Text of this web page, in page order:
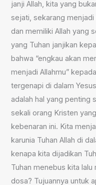
janji Allah, kita yang
sejati, sekarang
dan memiliki Allah yang
yang Tuhan janjikan
bahwa “engkau akan
menjadi Allahmu”
tergenapi di dalam
adalah hal yang penting
sekali orang Kristen
kebenaran ini. Kita
karunia Tuhan Allah di
kenapa kita dijadikan
Tuhan menebus kita
dosa? Tujuannya untuk